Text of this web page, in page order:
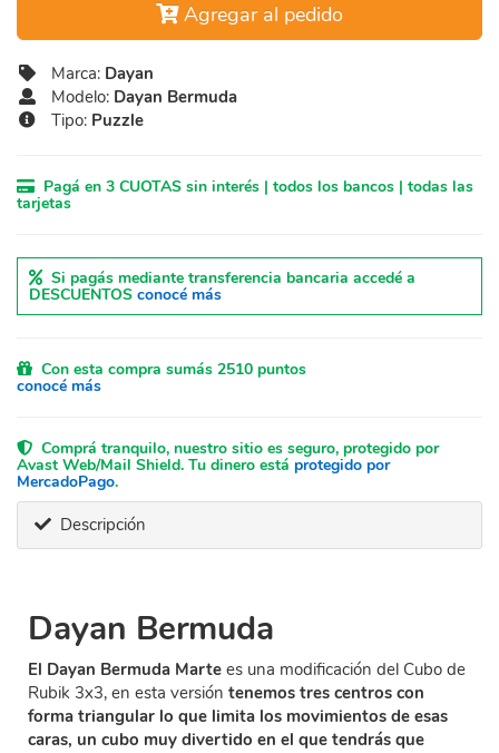
Agregar al pedido
Marca: Dayan
Modelo: Dayan Bermuda
Tipo: Puzzle
Pagá en 3 CUOTAS sin interés | todos los bancos | todas las
tarjetas
Si pagás mediante transferencia bancaria accedé a
DESCUENTOS conocé más
Con esta compra sumás 2510 puntos
conocé más
Comprá tranquilo, nuestro sitio es seguro, protegido por
Avast Web/Mail Shield. Tu dinero está protegido por
MercadoPago.
Descripción
Dayan Bermuda
El Dayan Bermuda Marte es una modificación del Cubo de
Rubik 3x3, en esta versión tenemos tres centros con
forma triangular lo que limita los movimientos de esas
caras, un cubo muy divertido en el que tendrás que